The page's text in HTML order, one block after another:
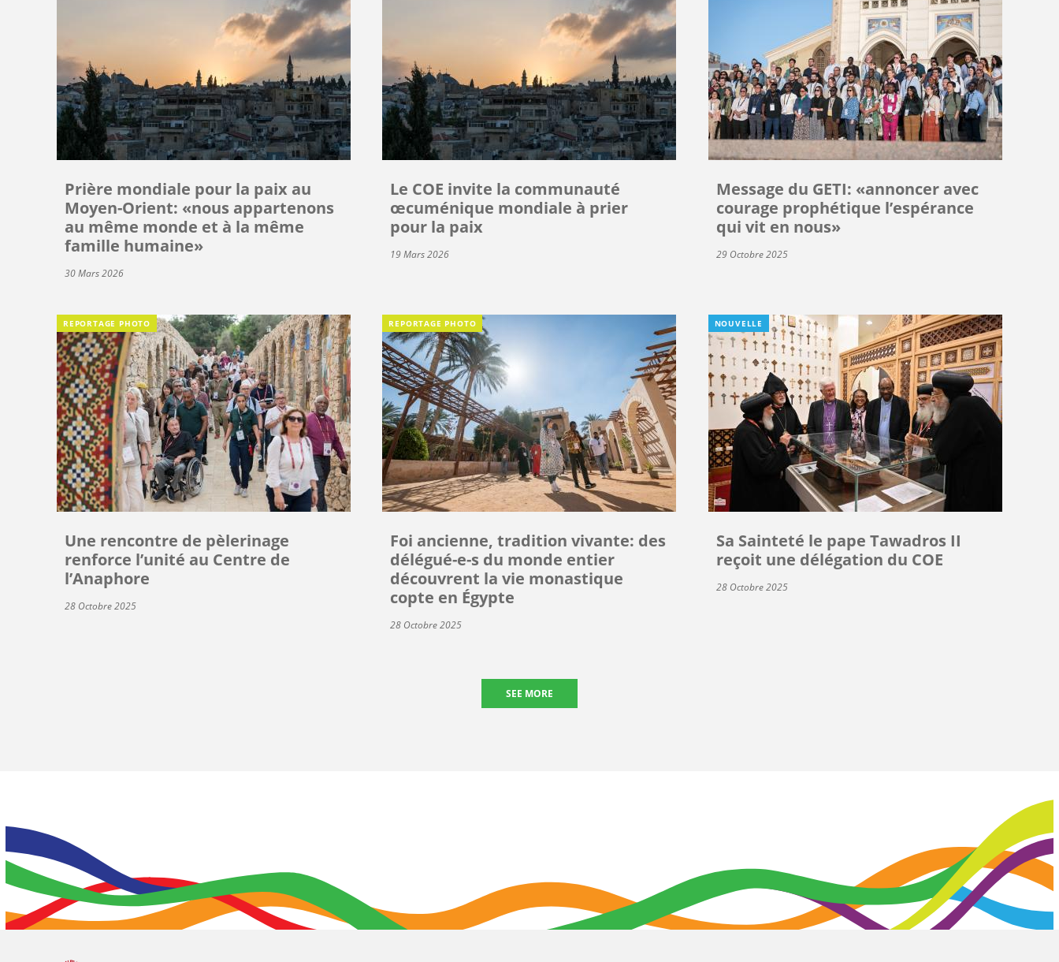
Prière mondiale pour la paix au
Moyen-Orient: «nous appartenons
au même monde et à la même
famille humaine»
30 Mars 2026
Le COE invite la communauté
œcuménique mondiale à prier
pour la paix
19 Mars 2026
Message du GETI: «annoncer avec
courage prophétique l’espérance
qui vit en nous»
29 Octobre 2025
REPORTAGE PHOTO
Une rencontre de pèlerinage
renforce l’unité au Centre de
l’Anaphore
28 Octobre 2025
REPORTAGE PHOTO
Foi ancienne, tradition vivante: des
délégué-e-s du monde entier
découvrent la vie monastique
copte en Égypte
28 Octobre 2025
NOUVELLE
Sa Sainteté le pape Tawadros II
reçoit une délégation du COE
28 Octobre 2025
SEE MORE